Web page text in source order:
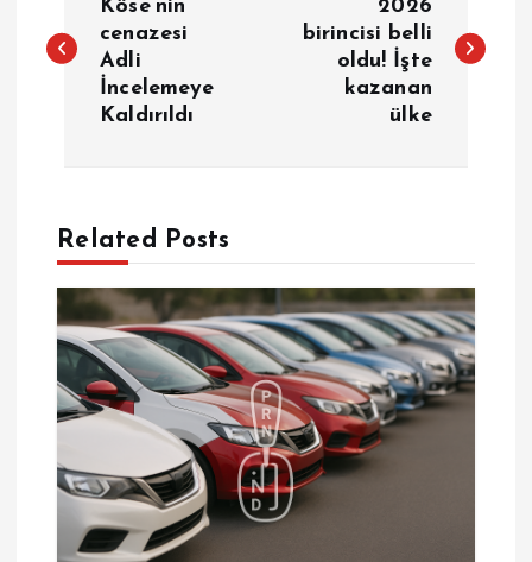
z
e
z
n
m
Köse’nin
cenazesi
Adli
İncelemeye
Kaldırıldı
2026
birincisi belli
oldu! İşte
kazanan
ülke
Related Posts